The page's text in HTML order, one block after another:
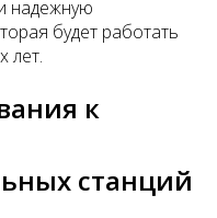
надежную
будет работать
лет.
к
станций